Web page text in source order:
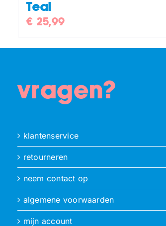
Teal
€ 25,99
vragen?
klantenservice
retourneren
neem contact op
algemene voorwaarden
mijn account